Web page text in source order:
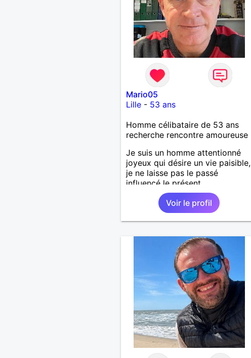
Mario05
Lille- 53 ans
Homme célibataire de 53 ans
recherche rencontre amoureuse
Je suis un homme attentionné
joyeux qui désire un vie paisible,
je ne laisse pas le passé
influencé le présent.
Voir le profil